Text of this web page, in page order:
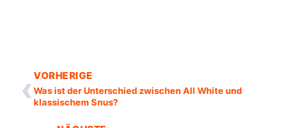
‹VORHERIGE
Was ist der Unterschied zwischen All White und
klassischem Snus?